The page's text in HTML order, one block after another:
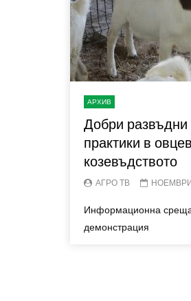
АРХИВ
Добри развъдни
практики в
козевъдството
АГРО ТВ НОЕМВРИ
Информационна
демонстрация